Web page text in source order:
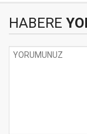
HABERE